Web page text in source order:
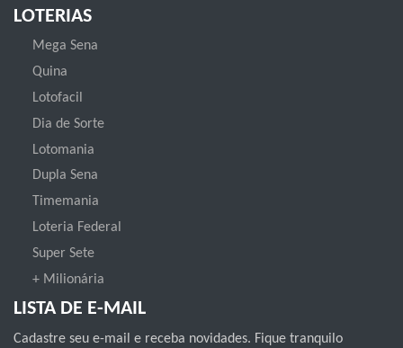
LOTERIAS
Mega Sena
Quina
Lotofacil
Dia de Sorte
Lotomania
Dupla Sena
Timemania
Loteria Federal
Super Sete
+ Milionária
LISTA DE E-MAIL
Cadastre seu e-mail e receba novidades. Fique tranquilo